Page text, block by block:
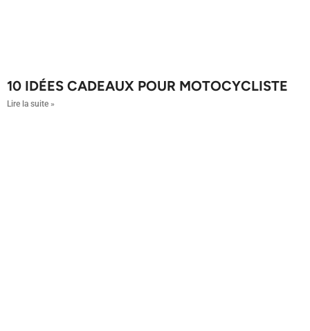
10 IDÉES CADEAUX POUR MOTOCYCLISTE
Lire la suite »